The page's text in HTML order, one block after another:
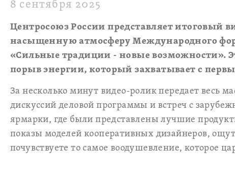
8 сентября 2025
Центросоюз России представляет итоговый
насыщенную атмосферу Международного
«Сильные традиции - новые возможности».
порыв энергии, который захватывает с
За несколько минут видео-ролик передает весь
дискуссий деловой программы и встреч с
ярмарки, где были представлены лучшие
показы моделей кооперативных дизайнеров,
почувствуете то самое воодушевление, которое